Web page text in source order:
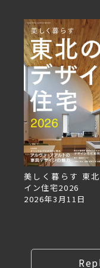
美しく暮らす 東
イン住宅2026
2026年3月11日